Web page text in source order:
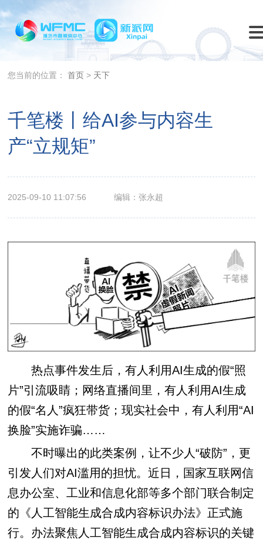
您当前的位置：首页 > 天下
千笔楼丨给AI参与内容生
产“立规矩”
2025-09-10 11:07:56 编辑：张永超
热点事件发生后，有人利用AI生成的假“照
片”引流吸睛；网络直播间里，有人利用AI生成
的假“名人”疯狂带货；现实社会中，有人利用“AI
换脸”实施诈骗……
不时曝出的此类案例，让不少人“破防”，更
引发人们对AI滥用的担忧。近日，国家互联网信
息办公室、工业和信息化部等多个部门联合制定
的《人工智能生成合成内容标识办法》正式施
行。办法聚焦人工智能生成合成内容标识的关键